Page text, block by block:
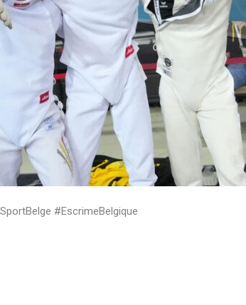
#EscrimeBelgique